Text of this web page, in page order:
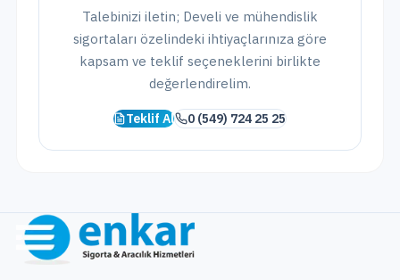
Talebinizi iletin; Develi ve mühendislik
sigortaları özelindeki ihtiyaçlarınıza göre
kapsam ve teklif seçeneklerini birlikte
değerlendirelim.
Teklif Al 0 (549) 724 25 25